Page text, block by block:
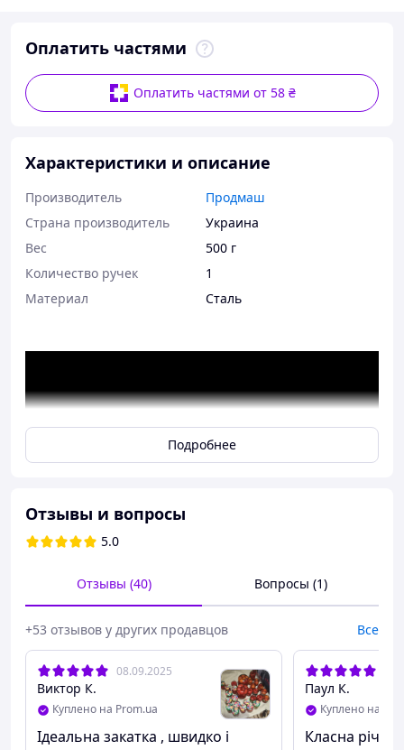
Оплатить частями
Оплатить частями от 58 ₴
Характеристики и описание
Производитель
Продмаш
Страна производитель
Украина
Вес
500 г
Количество ручек
1
Материал
Сталь
Машинка закаточная «МЗА-2П» автомат
МЗА -"2П"- на ДВУХ подшипниках. Ещё лучше, ещё
удобней от известного лидера в производстве самых
Подробнее
Отзывы и вопросы
5.0
Отзывы (40) Вопросы (1)
+53 отзывов у других продавцов Все
08.09.2025
Виктор К.
Куплено на Prom.ua
Ідеальна закатка , швидко і
Паул К.
Куплено на
Класна рiч!!!